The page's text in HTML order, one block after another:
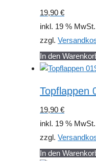
19,90 €
inkl. 19 % MwSt.
zzgl.
In den
Topflappen
19,90 €
inkl. 19 % MwSt.
zzgl.
In den